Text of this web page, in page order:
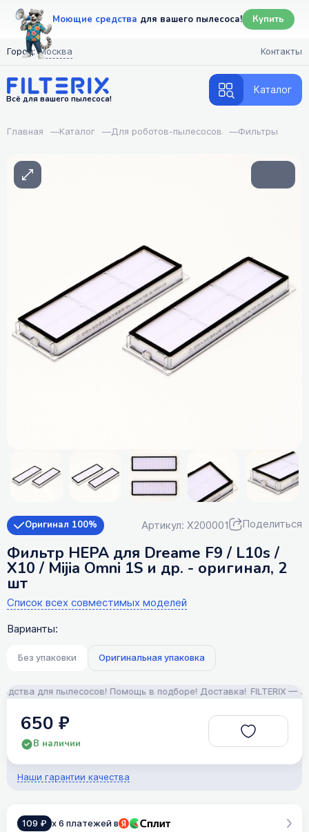
Моющие средства для вашего пылесоса! Купить
Город: Москва Контакты
Всё для вашего пылесоса!
Каталог
Главная —Каталог —Для роботов-пылесосов —Фильтры
Оригинал 100% Артикул: X200001 Поделиться
Фильтр HEPA для Dreame F9 / L10s /
X10 / Mijia Omni 1S и др. - оригинал, 2
шт
Список всех совместимых моделей
Варианты:
Без упаковки Оригинальная упаковка
для пылесосов! Помощь в подборе! Доставка! FILTERIX —
650 ₽
В наличии
Наши гарантии качества
109 ₽ x 6 платежей в